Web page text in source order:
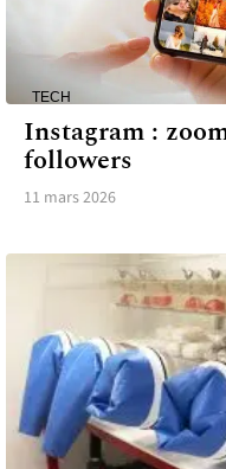
TECH
Instagram :
followers
11 mars 2026